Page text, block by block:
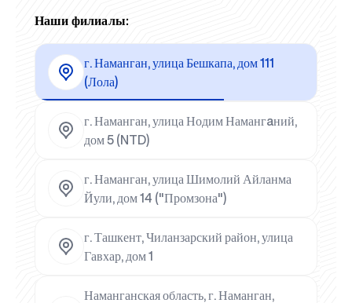
Наши филиалы:
г. Наманган, улица Бешкапа, дом 111
(Лола)
г. Наманган, улица Нодим Намангaний,
дом 5 (NTD)
г. Наманган, улица Шимолий Айланма
Йули, дом 14 ("Промзона")
г. Ташкент, Чиланзарский район, улица
Гавхар, дом 1
Наманганская область, г. Наманган,